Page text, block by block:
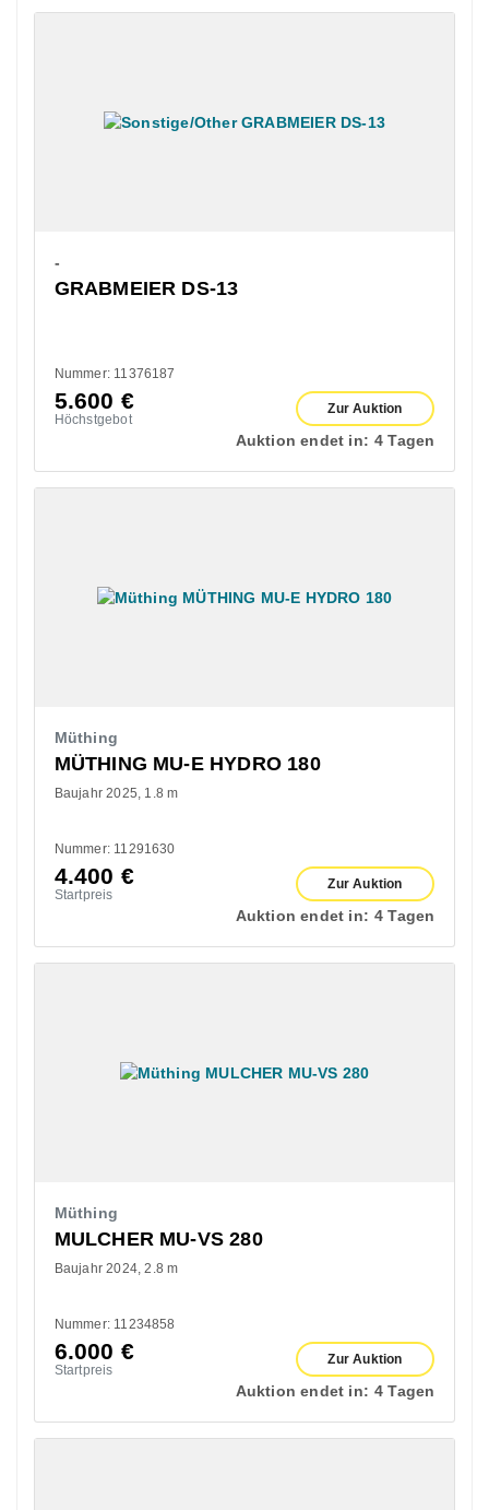
-
GRABMEIER DS-13
Nummer: 11376187
5.600 €
Höchstgebot
Zur Auktion
Auktion endet in: 4 Tagen
Müthing
MÜTHING MU-E HYDRO 180
Baujahr 2025 1.8 m
Nummer: 11291630
4.400 €
Startpreis
Zur Auktion
Auktion endet in: 4 Tagen
Müthing
MULCHER MU-VS 280
Baujahr 2024 2.8 m
Nummer: 11234858
6.000 €
Startpreis
Zur Auktion
Auktion endet in: 4 Tagen